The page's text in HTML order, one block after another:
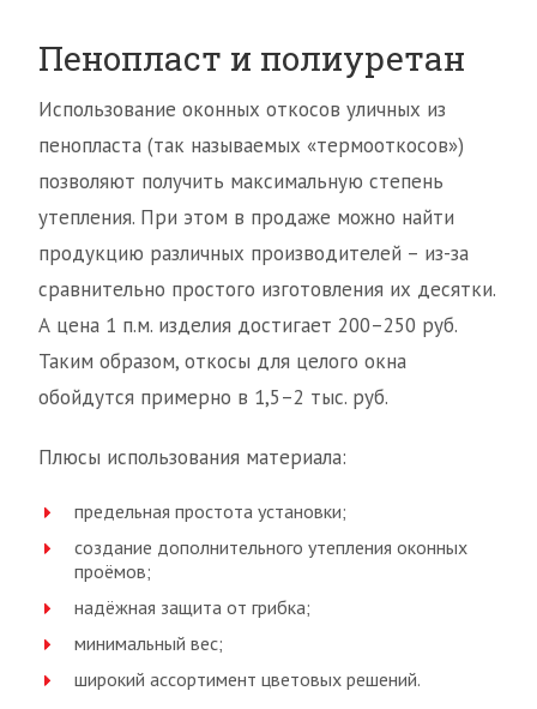
Пенопласт и полиуретан
Использование оконных откосов уличных из
пенопласта (так называемых «термооткосов»)
позволяют получить максимальную степень
утепления. При этом в продаже можно найти
продукцию различных производителей – из-за
сравнительно простого изготовления их десятки.
А цена 1 п.м. изделия достигает 200–250 руб.
Таким образом, откосы для целого окна
обойдутся примерно в 1,5–2 тыс. руб.
Плюсы использования материала:
предельная простота установки;
создание дополнительного утепления оконных
проёмов;
надёжная защита от грибка;
минимальный вес;
широкий ассортимент цветовых решений.